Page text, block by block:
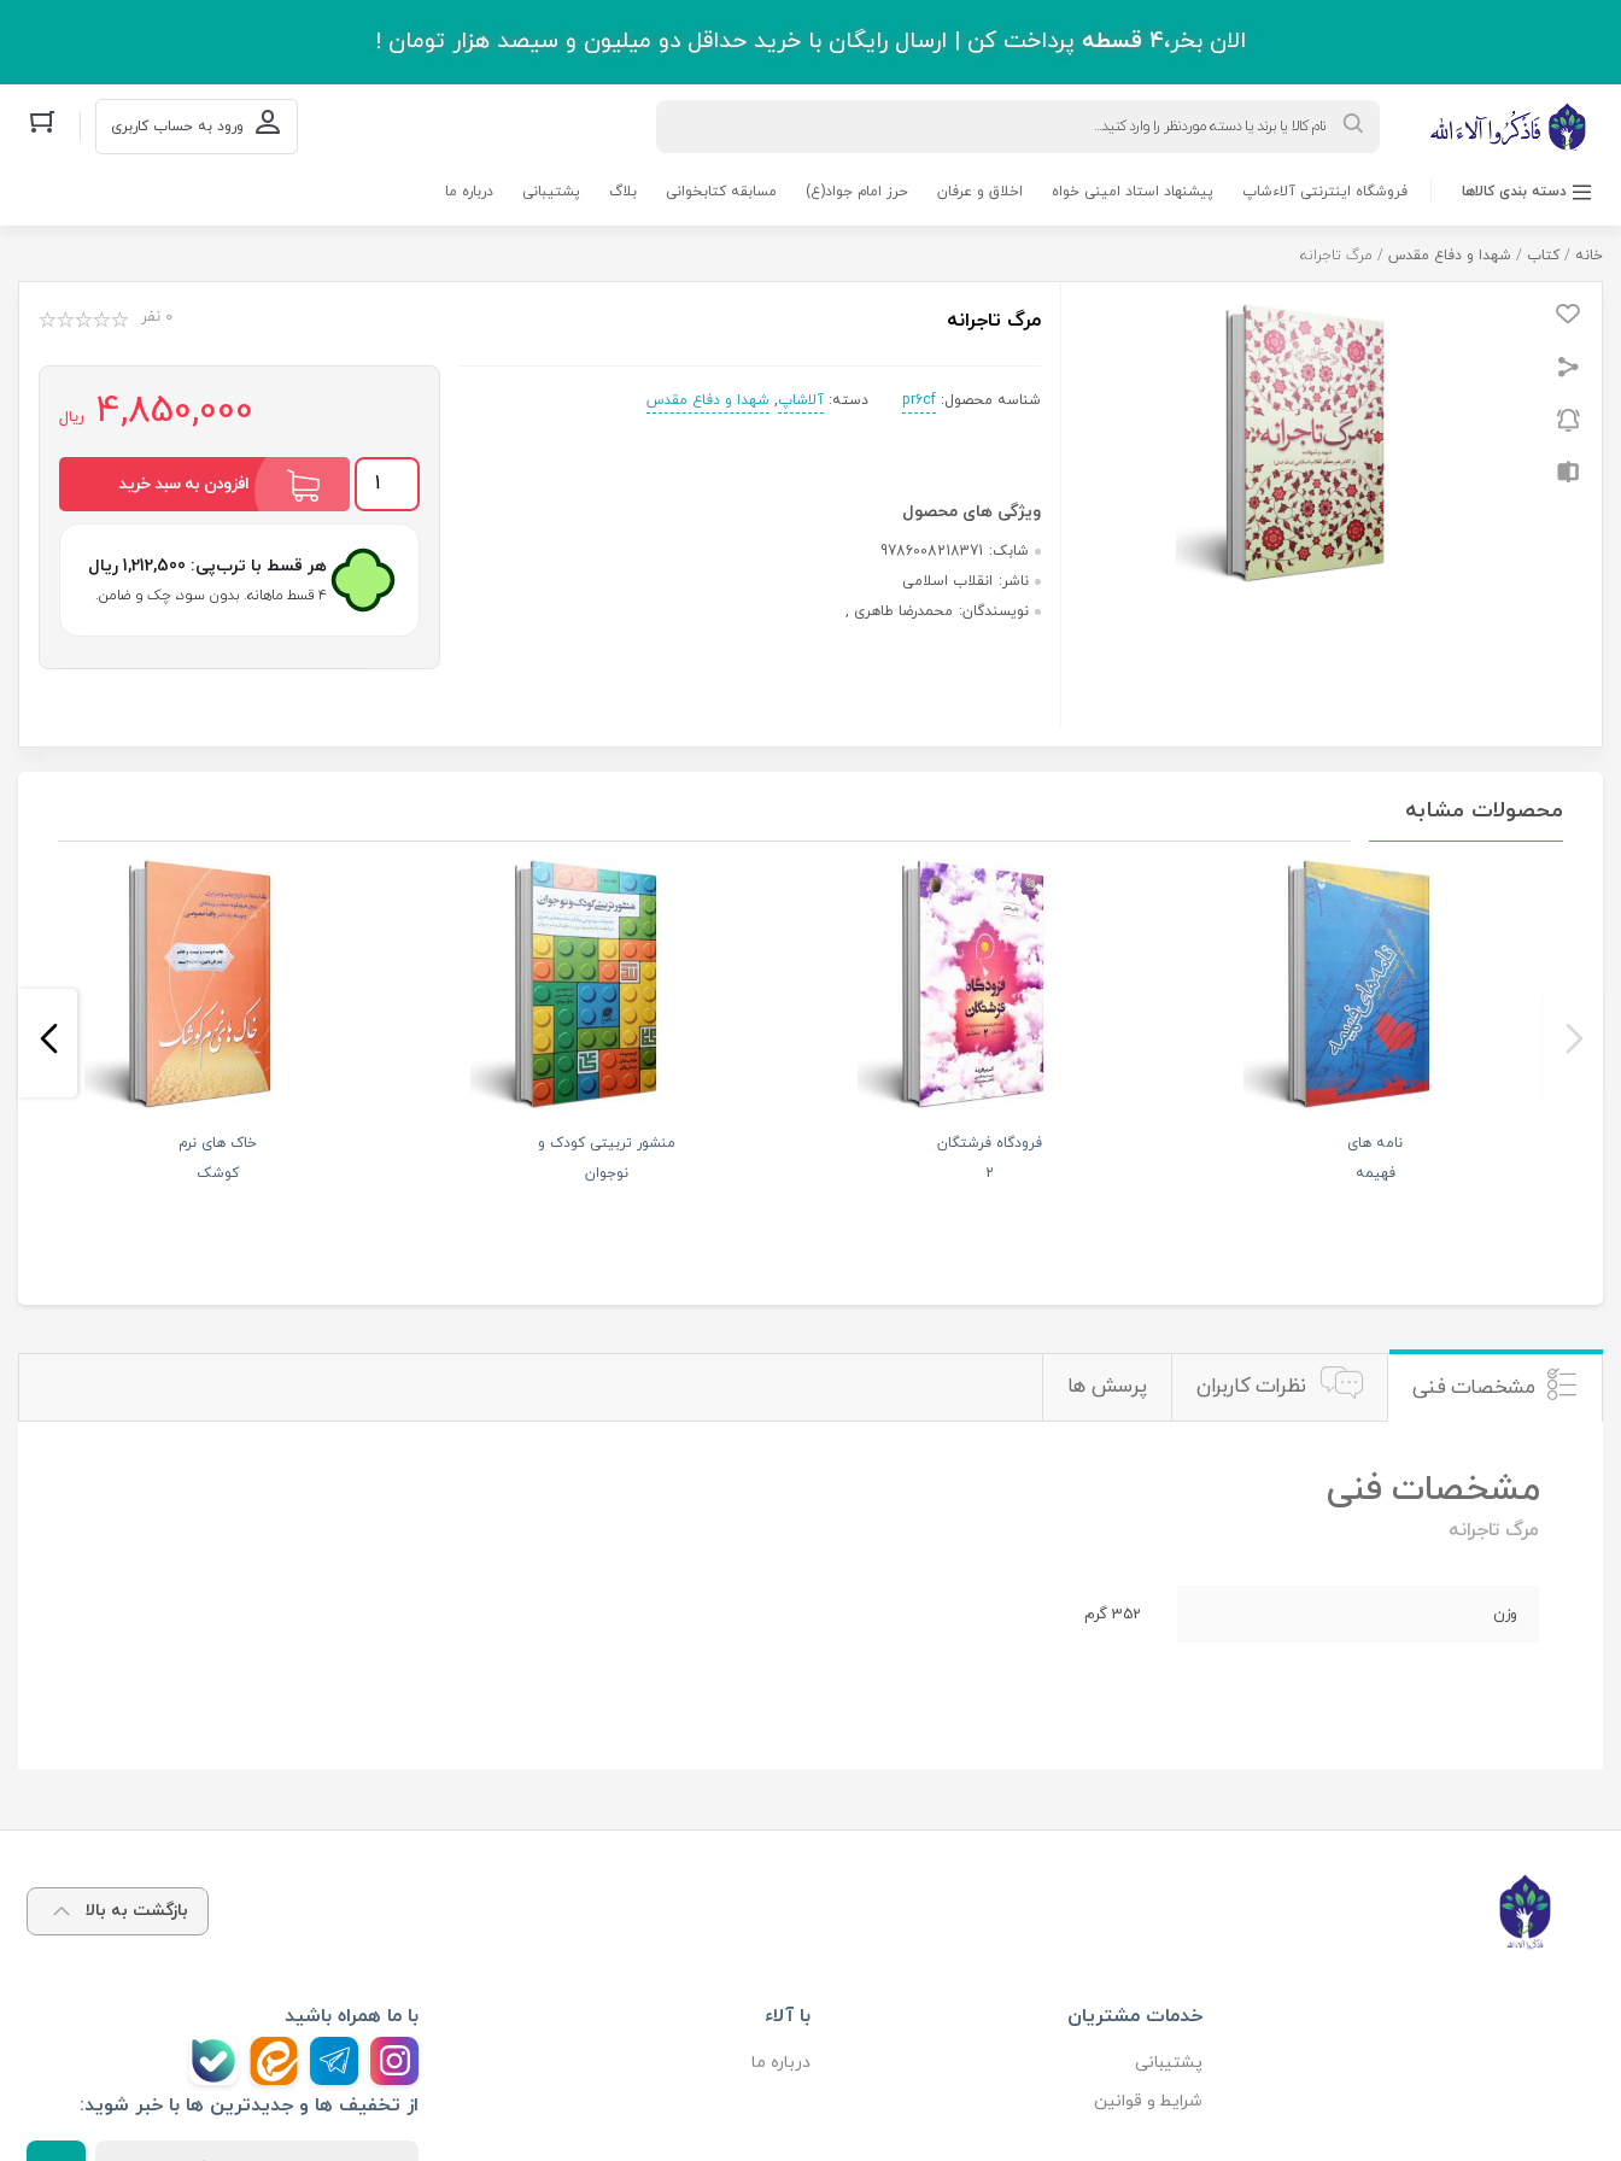
الان بخر،4 قسطه پرداخت کن | ارسال رایگان با خرید حداقل دو میلیون و سیصد هزار تومان !
search ورود به حساب کاربری
دسته بندی کالاها فروشگاه اینترنتی آلاءشاپ پیشنهاد استاد امینی خواه اخلاق و عرفان حرز امام جواد(ع) مسابقه کتابخوانی بلاگ پشتیبانی درباره ما
خانه / کتاب / شهدا و دفاع مقدس / مرگ تاجرانه
مرگ تاجرانه 0 نفر
شناسه محصول: pr6cf دسته: آلاشاپ, شهدا و دفاع مقدس
شابک: 9786008218371
ناشر: انقلاب اسلامی
نویسندگان: محمدرضا طاهری ,
4,850,000 ریال
مرگ
تاجرانه
عدد
افزودن به سبد خرید
هر قسط با ترب‌پی: 1,212,500 ریال
۴ قسط ماهانه. بدون سود، چک و ضامن.
محصولات مشابه
نامه های
فهیمه
فرودگاه فرشتگان
2
منشور تربیتی کودک و
نوجوان
خاک های نرم
کوشک
مشخصات فنی نظرات کاربران پرسش ها
مشخصات فنی
مرگ تاجرانه
وزن 352 گرم
بازگشت به بالا
خدمات مشتریان
پشتیبانی
شرایط و قوانین
با آلاء
درباره ما
از تخفیف ها و جدیدترین ها با خبر شوید:
با ما همراه باشید